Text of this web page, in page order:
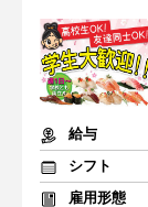
給与
シフト
雇用形態